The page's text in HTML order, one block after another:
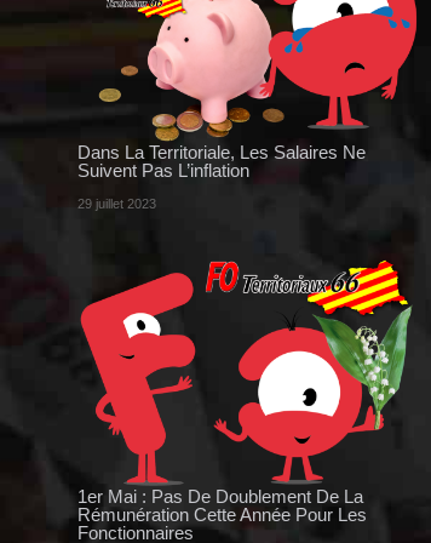
Dans La Territoriale, Les Salaires Ne
Suivent Pas L’inflation
29 juillet 2023
1er Mai : Pas De Doublement De La
Rémunération Cette Année Pour Les
Fonctionnaires